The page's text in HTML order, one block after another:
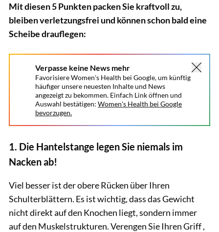
Mit diesen 5 Punkten packen Sie kraftvoll zu,
bleiben verletzungsfrei und können schon bald eine
Scheibe drauflegen:
Verpasse keine News mehr
Favorisiere Women's Health bei Google, um künftig
häufiger unsere neuesten Inhalte und News
angezeigt zu bekommen. Einfach Link öffnen und
Auswahl bestätigen: Women's Health bei Google
bevorzugen.
1. Die Hantelstange legen Sie niemals im
Nacken ab!
Viel besser ist der obere Rücken über Ihren
Schulterblättern. Es ist wichtig, dass das Gewicht
nicht direkt auf den Knochen liegt, sondern immer
auf den Muskelstrukturen. Verengen Sie Ihren Griff ,